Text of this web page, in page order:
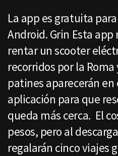
La app es gratuita
Android. Grin Esta
rentar un scooter
recorridos por la Roma
patines aparecerán en
aplicación para que
queda más cerca. El
pesos, pero al
regalarán cinco viajes